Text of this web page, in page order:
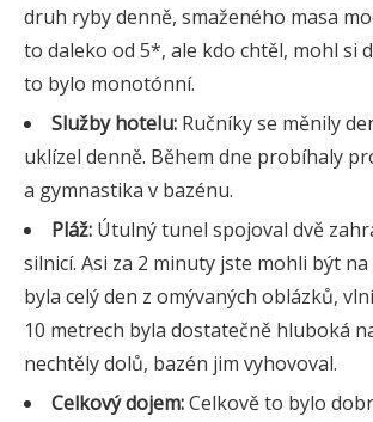
druh ryby denně, smaženého masa
to daleko od 5*, ale kdo chtěl, mohl si
to bylo monotónní.
Služby hotelu: Ručníky se měnily
uklízel denně. Během dne probíhaly
a gymnastika v bazénu.
Pláž: Útulný tunel spojoval dvě
silnicí. Asi za 2 minuty jste mohli být
byla celý den z omývaných oblázků,
10 metrech byla dostatečně hluboká
nechtěly dolů, bazén jim vyhovoval.
Celkový dojem:Celkově to bylo